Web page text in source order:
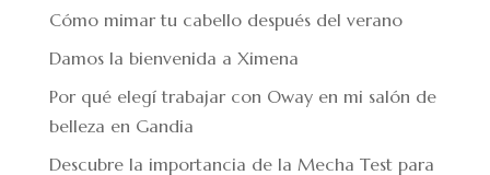
Cómo mimar tu cabello después del verano
Damos la bienvenida a Ximena
Por qué elegí trabajar con Oway en mi salón de
belleza en Gandia
Descubre la importancia de la Mecha Test para